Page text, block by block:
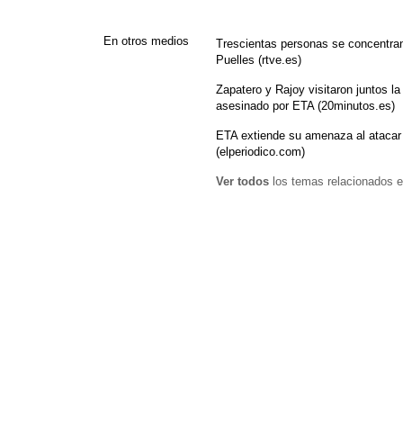
En otros medios
Trescientas personas se
Puelles (rtve.es)
Zapatero y Rajoy visitaron juntos
asesinado por ETA (20minutos.es)
ETA extiende su amenaza al
(elperiodico.com)
Ver todos los temas relacionados